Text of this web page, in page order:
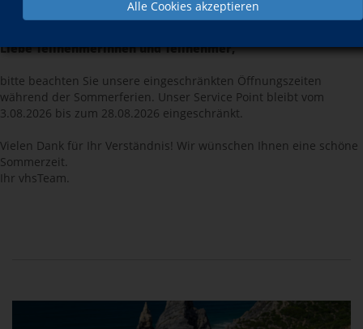
Alle Cookies akzeptieren
Liebe Teilnehmerinnen und Teilnehmer,
bitte beachten Sie unsere eingeschränkten Öffnungszeiten
während der Sommerferien. Unser Service Point bleibt vom
3.08.2026 bis zum 28.08.2026 eingeschränkt.
Vielen Dank für Ihr Verständnis! Wir wünschen Ihnen eine schöne
Sommerzeit.
Ihr vhsTeam.